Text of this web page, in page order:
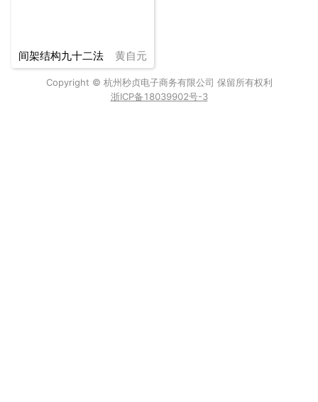
间架结构九十二法 黄自元
Copyright © 杭州秒贞电子商务有限公司 保留所有权利
浙ICP备18039902号-3